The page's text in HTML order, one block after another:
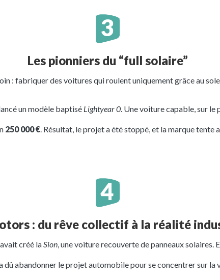
Les pionniers du “full solaire”
: fabriquer des voitures qui roulent uniquement grâce au
un modèle baptisé Lightyear 0 . Une voiture capable, sur le
250 000 € . Résultat, le projet a été stoppé, et la marque tente
: du rêve collectif à la réalité
avait créé la Sion , une voiture recouverte de panneaux solaires.
dû abandonner le projet automobile pour se concentrer sur